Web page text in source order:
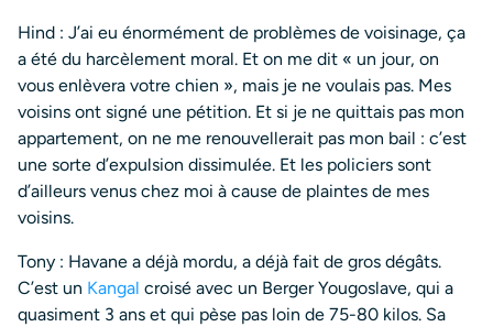
Hind : J’ai eu énormément de problèmes de voisinage, ça
a été du harcèlement moral. Et on me dit « un jour, on
vous enlèvera votre chien », mais je ne voulais pas. Mes
voisins ont signé une pétition. Et si je ne quittais pas mon
appartement, on ne me renouvellerait pas mon bail : c’est
une sorte d’expulsion dissimulée. Et les policiers sont
d’ailleurs venus chez moi à cause de plaintes de mes
voisins.
Tony : Havane a déjà mordu, a déjà fait de gros dégâts.
C’est un Kangal croisé avec un Berger Yougoslave, qui a
quasiment 3 ans et qui pèse pas loin de 75-80 kilos. Sa